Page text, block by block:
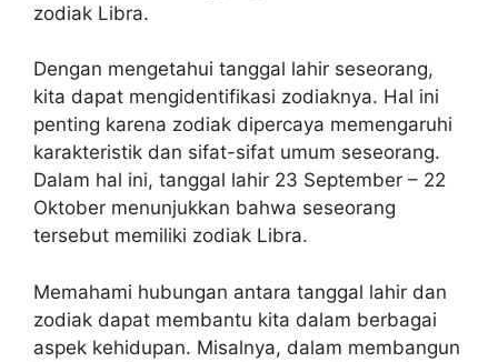
zodiak Libra.
Dengan mengetahui tanggal lahir seseorang,
kita dapat mengidentifikasi zodiaknya. Hal ini
penting karena zodiak dipercaya memengaruhi
karakteristik dan sifat-sifat umum seseorang.
Dalam hal ini, tanggal lahir 23 September – 22
Oktober menunjukkan bahwa seseorang
tersebut memiliki zodiak Libra.
Memahami hubungan antara tanggal lahir dan
zodiak dapat membantu kita dalam berbagai
aspek kehidupan. Misalnya, dalam membangun